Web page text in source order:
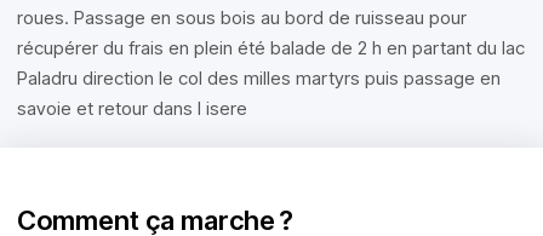
roues. Passage en sous bois au bord de ruisseau pour
récupérer du frais en plein été balade de 2 h en partant du lac
Paladru direction le col des milles martyrs puis passage en
savoie et retour dans l isere
Comment ça marche ?